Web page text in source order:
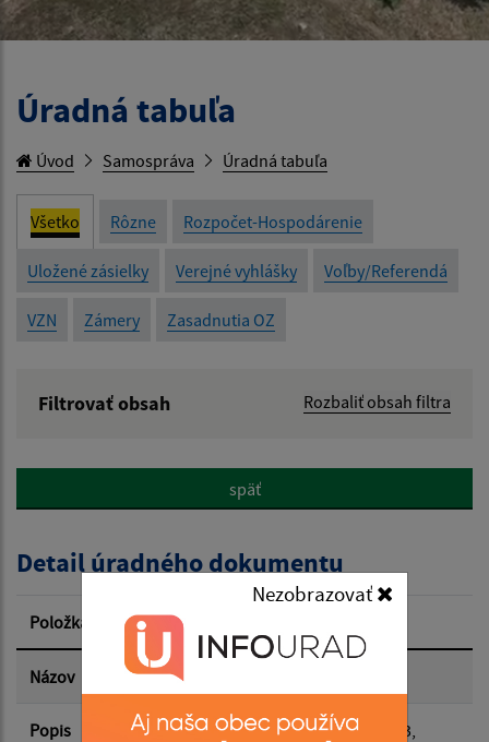
Nezobrazovať
Úradná tabuľa
Úvod Samospráva Úradná tabuľa
Všetko Rôzne Rozpočet-Hospodárenie
Uložené zásielky Verejné vyhlášky Voľby/Referendá
VZN Zámery Zasadnutia OZ
Filtrovať obsah Rozbaliť obsah filtra
Popis:
Dátum zverejnenia od:
Dátum zverejnenia do:
späť
Detail úradného dokumentu
Položka Informácia
Názov Vyhlásenie voľby do Rady školy
Popis
Voľby do Rady školy pri ZŠ, Školská 3,